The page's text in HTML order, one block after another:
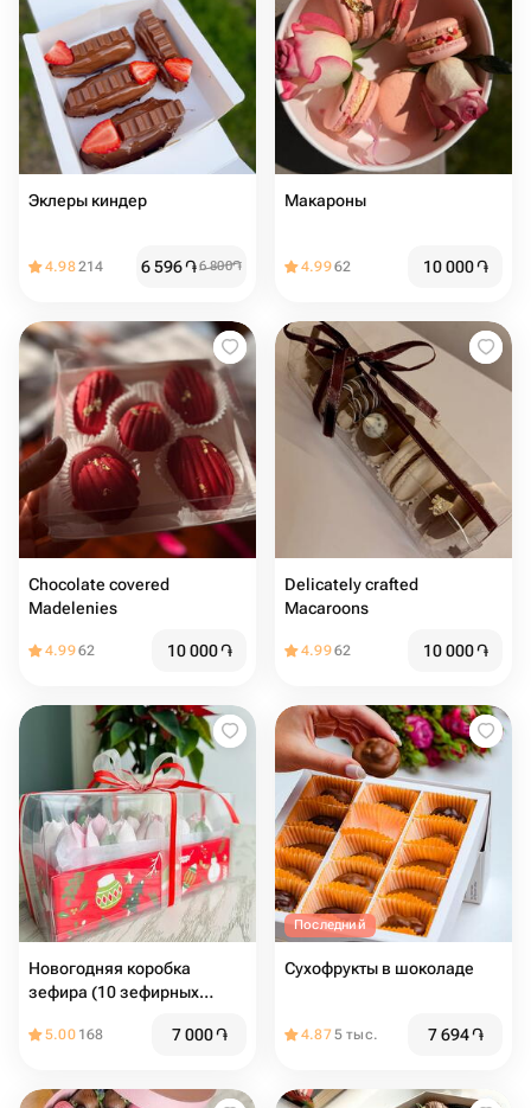
Эклеры киндер
4.98214 6 596֏6 800֏
Макароны
4.9962 10 000֏
Chocolate covered
Madelenies
4.9962 10 000֏
Delicately crafted
Macaroons
4.9962 10 000֏
Новогодняя коробка
зефира (10 зефирных
5.00 168 7 000֏
Последний
Сухофрукты в шоколаде
4.875 тыс. 7 694֏